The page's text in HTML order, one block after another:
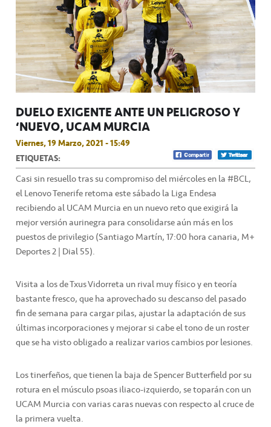
DUELO EXIGENTE ANTE UN PELIGROSO Y
‘NUEVO’ UCAM MURCIA
Viernes, 19 Marzo, 2021 - 15:49
ETIQUETAS:
Casi sin resuello tras su compromiso del miércoles en la #BCL,
el Lenovo Tenerife retoma este sábado la Liga Endesa
recibiendo al UCAM Murcia en un nuevo reto que exigirá la
mejor versión aurinegra para consolidarse aún más en los
puestos de privilegio (Santiago Martín, 17:00 hora canaria, M+
Deportes 2 | Dial 55).
Visita a los de Txus Vidorreta un rival muy físico y en teoría
bastante fresco, que ha aprovechado su descanso del pasado
fin de semana para cargar pilas, ajustar la adaptación de sus
últimas incorporaciones y mejorar si cabe el tono de un roster
que se ha visto obligado a realizar varios cambios por lesiones.
Los tinerfeños, que tienen la baja de Spencer Butterfield por su
rotura en el músculo psoas iliaco-izquierdo, se toparán con un
UCAM Murcia con varias caras nuevas con respecto al cruce de
la primera vuelta.